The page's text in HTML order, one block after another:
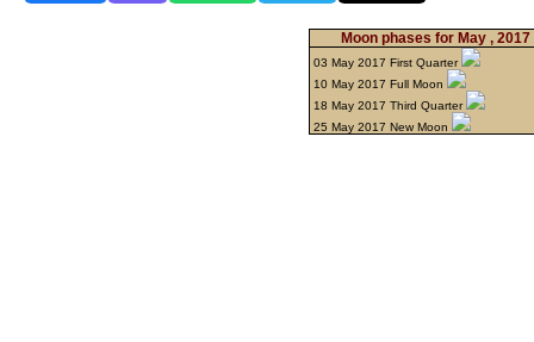
Moon phases for May , 2017
03 May 2017 First Quarter
10 May 2017 Full Moon
18 May 2017 Third Quarter
25 May 2017 New Moon